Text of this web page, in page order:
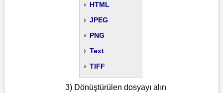
HTML
JPEG
PNG
Text
TIFF
3) Dönüştürülen dosyayı alın